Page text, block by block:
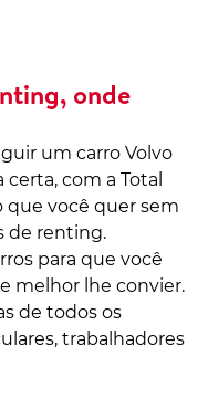
onde
um carro Volvo
com a Total
que você quer sem
de renting.
para que você
melhor lhe convier.
de todos os
trabalhadores